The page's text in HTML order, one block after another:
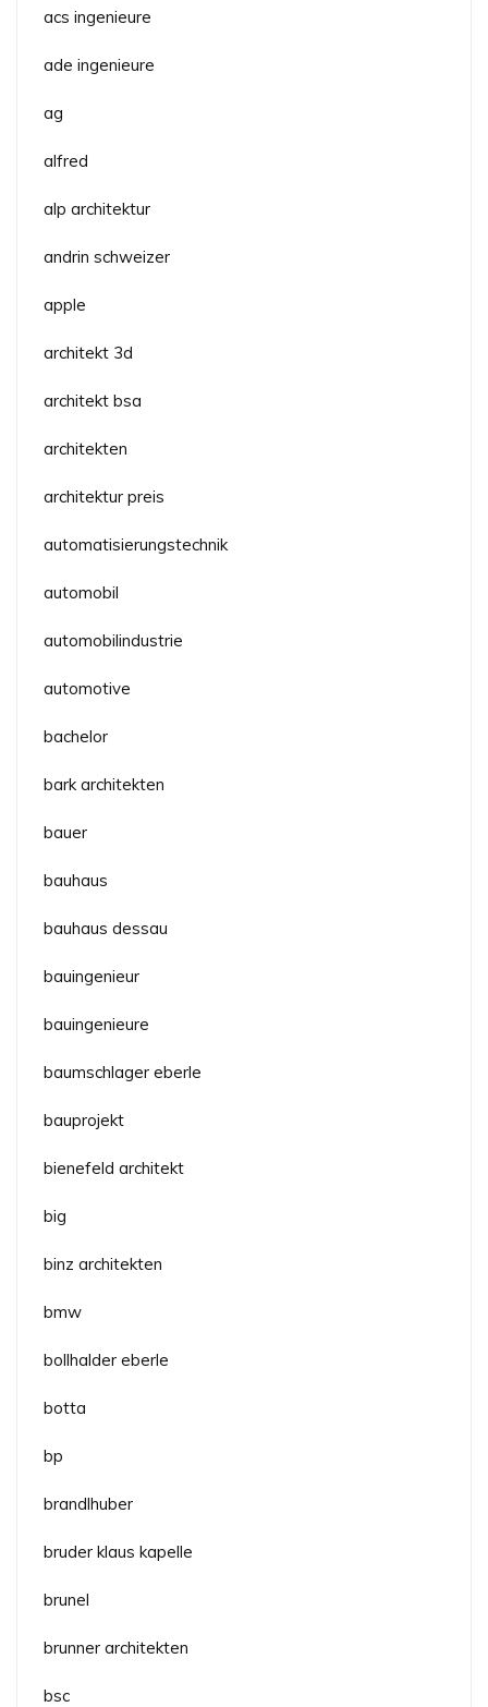
acs ingenieure
ade ingenieure
ag
alfred
alp architektur
andrin schweizer
apple
architekt 3d
architekt bsa
architekten
architektur preis
automatisierungstechnik
automobil
automobilindustrie
automotive
bachelor
bark architekten
bauer
bauhaus
bauhaus dessau
bauingenieur
bauingenieure
baumschlager eberle
bauprojekt
bienefeld architekt
big
binz architekten
bmw
bollhalder eberle
botta
bp
brandlhuber
bruder klaus kapelle
brunel
brunner architekten
bsc